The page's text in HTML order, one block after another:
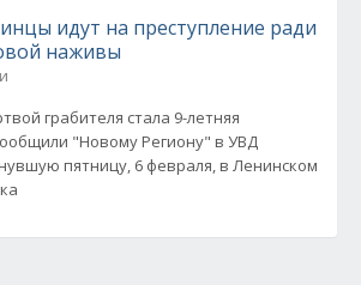
идут на преступление ради
наживы
грабителя стала 9-летняя
"Новому Региону" в УВД
пятницу, 6 февраля, в Ленинском